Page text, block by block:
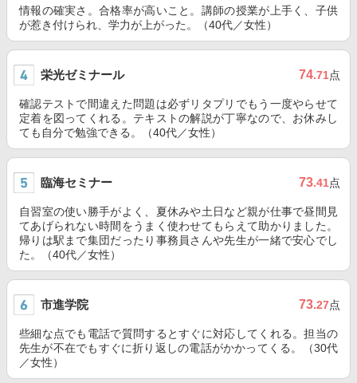
情報の確実さ。合格率が高いこと。講師の授業が上手く、子供
が惹き付けられ、学力が上がった。（40代／女性）
栄光ゼミナール 74.71点
確認テストで間違えた問題は必ずリタプリでもう一度やらせて
定着を図ってくれる。テキストの解説が丁寧なので、お休みし
ても自分で勉強できる。（40代／女性）
臨海セミナー 73.41点
自習室の使い勝手がよく、夏休みや土日など親が仕事で昼間見
てあげられない時間をうまく使わせてもらえて助かりました。
帰りは駅まで集団だったり事務員さんや先生が一緒で安心でし
た。（40代／女性）
市進学院 73.27点
些細な点でも電話で質問するとすぐに対応してくれる。担当の
先生が不在でもすぐに折り返しの電話がかかってくる。（30代
／女性）